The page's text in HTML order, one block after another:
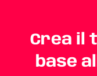
Crea il
base